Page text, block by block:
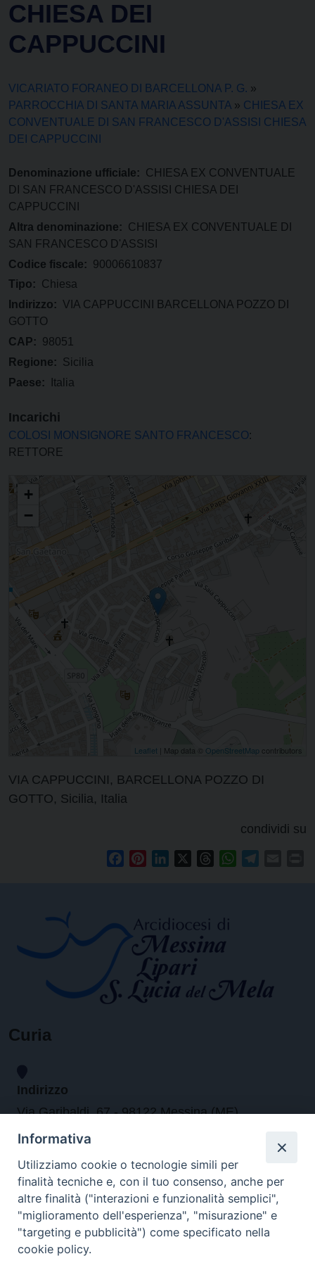
CHIESA DEI
CAPPUCCINI
VICARIATO FORANEO DI BARCELLONA P. G. »
PARROCCHIA DI SANTA MARIA ASSUNTA » CHIESA EX
CONVENTUALE DI SAN FRANCESCO D'ASSISI CHIESA
DEI CAPPUCCINI
Denominazione ufficiale: CHIESA EX CONVENTUALE
DI SAN FRANCESCO D'ASSISI CHIESA DEI
CAPPUCCINI
Altra denominazione: CHIESA EX CONVENTUALE DI
SAN FRANCESCO D'ASSISI
Codice fiscale: 90006610837
Tipo: Chiesa
Indirizzo: VIA CAPPUCCINI BARCELLONA POZZO DI
GOTTO
CAP: 98051
Regione: Sicilia
Paese:
Italia
Incarichi
COLOSI MONSIGNORE SANTO FRANCESCO:
RETTORE
CHIESA EX CONVENTUALE DI SAN FRANCESCO D'ASSISI CHIESA DEI
CAPPUCCINI
+
−
Leaflet | Map data © OpenStreetMap contributors
VIA CAPPUCCINI, BARCELLONA POZZO DI
GOTTO, Sicilia, Italia
condividi su
FacebookPinterestLinkedIn ThreadsWhatsApp
Curia
Indirizzo
Via Garibaldi, 67 - 98122 Messina (ME)
Orari
da lunedi al venerdi dalle ore 9.30 alle 12.30
Contatti
Informativa
Utilizziamo cookie o tecnologie simili per
finalità tecniche e, con il tuo consenso, anche per
altre finalità ("interazioni e funzionalità semplici",
"miglioramento dell'esperienza", "misurazione" e
"targeting e pubblicità") come specificato nella
cookie policy.